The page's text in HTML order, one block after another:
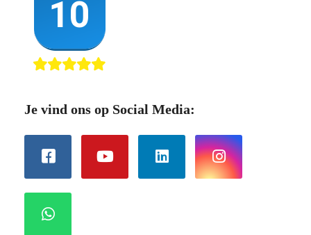
Je vind ons op Social Media: